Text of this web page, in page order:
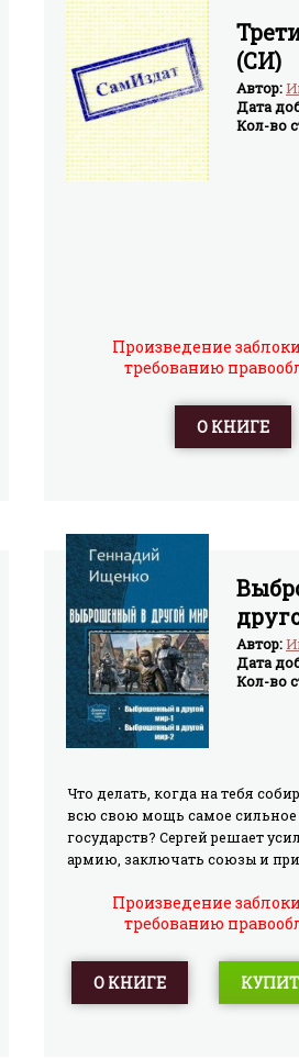
(СИ)
Автор:
Дата
Кол-во
Произведение
требованию
О КНИГЕ
Автор:
Дата
Кол-во
Что делать, когда на тебя
всю свою мощь самое сильное
государств? Сергей решает
армию, заключать союзы и
подходящим из знаний
Стотысячная армия
Произведение
требованию
О КНИГЕ